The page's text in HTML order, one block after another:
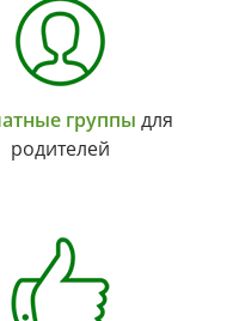
группы для
родителей